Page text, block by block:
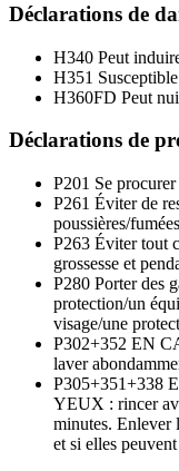
Déclarations de
H340 Peut
H351
H360FD Peut
Déclarations de
P201 Se
P261 Éviter de
poussières/
P263 Éviter tout
grossesse et
P280 Porter des
protection/un
visage/une
P302+352 EN
laver
P305+351+338
YEUX : rincer
minutes. Enlever
et si elles